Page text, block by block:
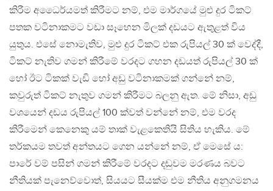
කිරීම අධෛර්යමත් කිරීමට නම්, එම මාර්ගයේ මුළු දුර ටිකට්
පතක වටිනාකමට වඩා සෑහෙන මිලක් දඩයට ඇතුළත් විය
යුතුය. එසේ නොමැතිව, මුළු දුර ටිකට් එක රුපියල් 30 ක් වෙද්දී,
ටිකට් නැතිව ගමන් කිරීමේ වරදට ගහන දඩයත් රුපියල් 30 ක්
හෝ ඊට ටිකක් වැඩි හෝ අඩු වටිනාකමක් ගන්නේ නම්,
කවුරුත් ටිකට් නැතුව ගමන් කිරීමට බලනු ඇත. මේ නිසා, අඩු
වශයෙන් දඩය රුපියල් 100 ක්වත් වන්නේ නම්, එම වරද
කිරීමෙන් කෙනෙකු යම් තාක් වැළකෙතියි සිතිය හැකිය. මේ
තර්කයම තවත් අන්තයට ගෙන යන්නේ නම්, ඒ මෙසේ ය:
පාරේ වම් පසින් ගමන් කිරීමේ වරදට දඬුවම මරණය බවට
නීතියක් පැනෙව්වොත්, සියයට සීයක්ම එම නීතිය අනුගමනය